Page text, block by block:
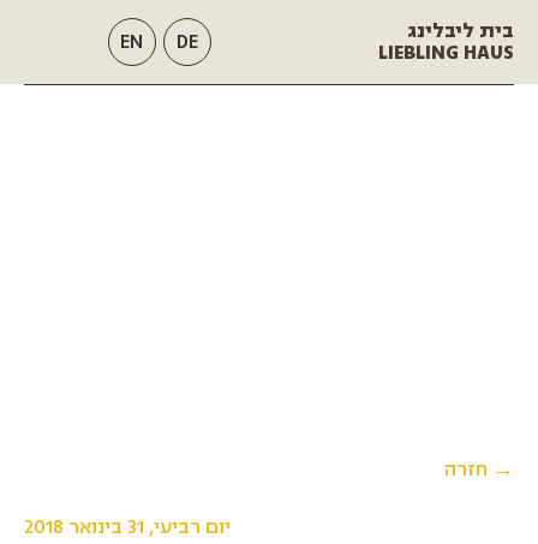
בית ליבלינג
LIEBLING HAUS
EN DE
→ חזרה
יום רביעי, 31 בינואר 2018